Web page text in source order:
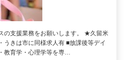
の支援業務をお願いします。 ★久留米
うきは市に同様求人有 ■放課後等デイ
教育学・心理学等を専…